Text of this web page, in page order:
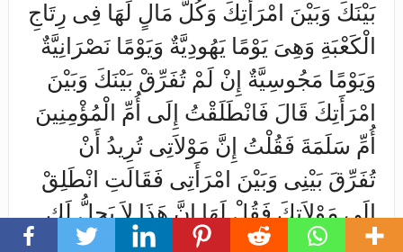
بَيْنَكَ وَبَيْنَ امْرَأَتِكَ وَكُلُّ مَالٍ لَهَا فِى رِتَاجِ
الْكَعْبَةِ وَهِىَ يَوْمًا يَهُودِيَّةٌ وَيَوْمًا نَصْرَانِيَّةٌ
وَيَوْمًا مَجُوسِيَّةٌ إِنْ لَمْ تُفَرِّقْ بَيْنَكَ وَبَيْنَ
امْرَأَتِكَ قَالَ فَانْطَلَقْتُ إِلَى أُمِّ الْمُؤْمِنِينَ
أُمِّ سَلَمَةَ فَقُلْتُ إِنَّ مَوْلاَتِى تُرِيدُ أَنْ
تُفَرِّقَ بَيْنِى وَبَيْنَ امْرَأَتِى فَقَالَتِ انْطَلِقْ
إِلَى مَوْلاَتِكَ فَقُلْ لَهَا إِنَّ هَذَا لاَ يَحِلُّ لَكِ.
فَرَجَعْتُ إِلَيْهَا – قَالَ – ثُمَّ أَتَيْتُ ابْنَ عُمَرَ